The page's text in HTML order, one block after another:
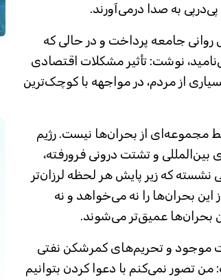
به صدا درمی‌آورند.
روانی جامعه پرداخت و در حالی که
نوشت: تأثیر مشکلات اقتصادی
از مردم، در مواجهه با کوچک‌ترین
مجموعه‌ای از بحران‌ها نیست. رژیم
بین‌المللی و تشتت درونی فرورفته،
نشسته که زیر پایش هر لحظه لرزان‌تر
بحران‌ها را نه می‌خواهد و نه
بحران‌ها عمیق‌تر می‌شوند.
موجود و تحریم‌های کمرشکن نفتی
تصور نمی‌کنم با دعوا کردن بتوانیم